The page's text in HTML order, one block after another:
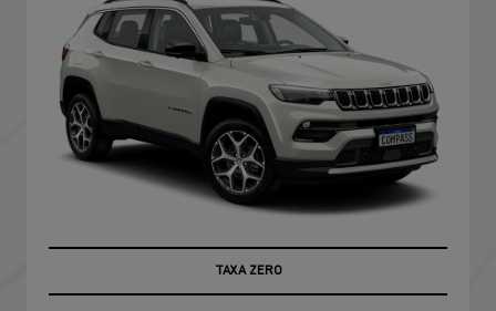
TAXA ZERO